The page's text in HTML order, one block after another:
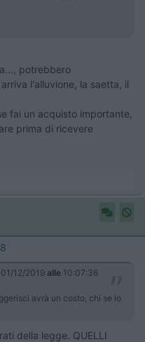
potrebbero
l'alluvione, la saetta, il
fai un acquisto importante,
prima di ricevere
01/12/2019 alle 10:07:36
avrà un costo, chi se lo
della legge. QUELLI